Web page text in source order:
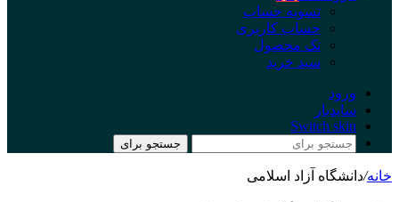
تسویه حساب
حساب کاربری
تک محصول
سبد خرید
ورود
سایدبار
Switch skin
جستجو برای
خانه/دانشگاه آزاد اسلامی